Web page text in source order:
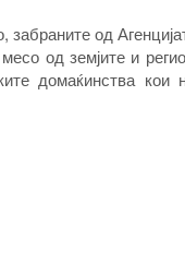
од
од земјите и
домаќинства кои